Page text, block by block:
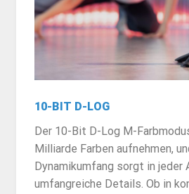
10-BIT D-LOG
Der 10-Bit D-Log M-
Milliarde Farben aufnehmen,
Dynamikumfang sorgt in jeder
umfangreiche Details. Ob in